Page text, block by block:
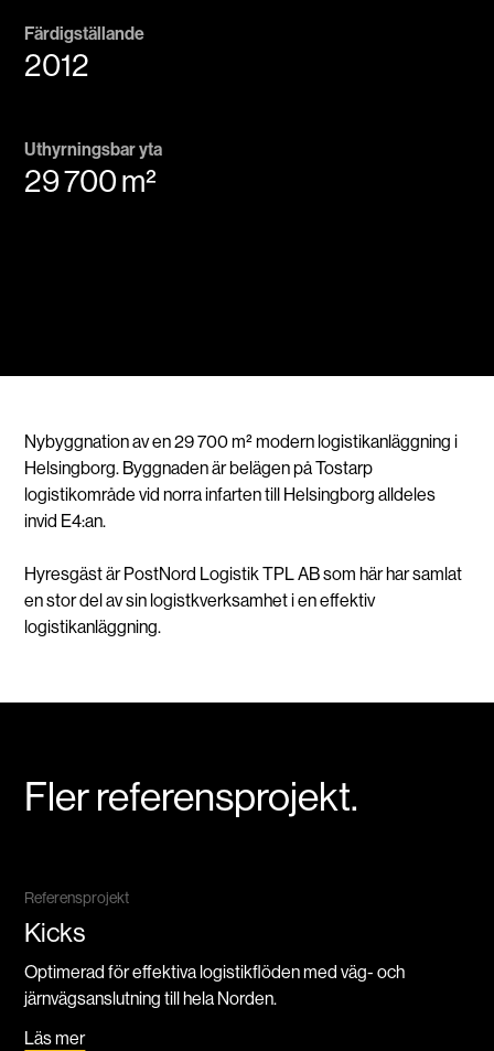
Färdigställande
2012
Uthyrningsbar yta
29 700 m²
Nybyggnation av en 29 700 m² modern logistikanläggning i
Helsingborg. Byggnaden är belägen på Tostarp
logistikområde vid norra infarten till Helsingborg alldeles
invid E4:an.
Hyresgäst är PostNord Logistik TPL AB som här har samlat
en stor del av sin logistkverksamhet i en effektiv
logistikanläggning.
Fler referensprojekt.
Referensprojekt
Kicks
Optimerad för effektiva logistikflöden med väg- och
järnvägsanslutning till hela Norden.
Läs mer